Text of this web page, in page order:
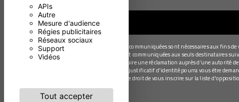
APIs
Autre
Mesure d'audience
Régies publicitaires
Réseaux sociaux
Support
Vidéos
Tout accepter
** Les données personnelles communiquées sont nécessaires aux fins
Les données collectées seront communiquées aux seuls destinataires
moment et du droit d’introduire une réclamation auprès d’une autorité
électronique à l'adresse . Un justificatif d'identité pourra vous être
des contentieux. Vous avez le droit de vous inscrire sur la liste